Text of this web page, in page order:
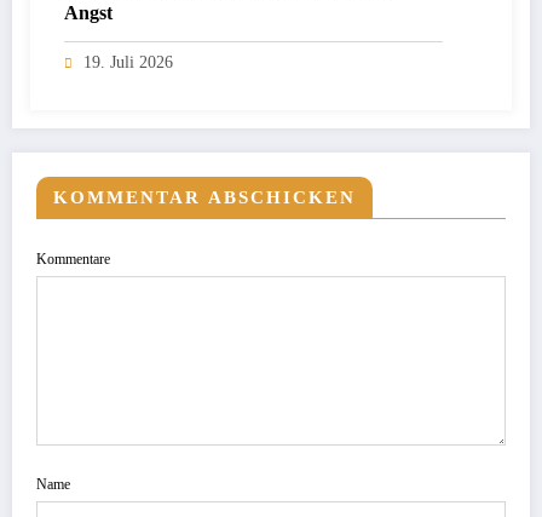
Angst
19. Juli 2026
KOMMENTAR ABSCHICKEN
Kommentare
Name